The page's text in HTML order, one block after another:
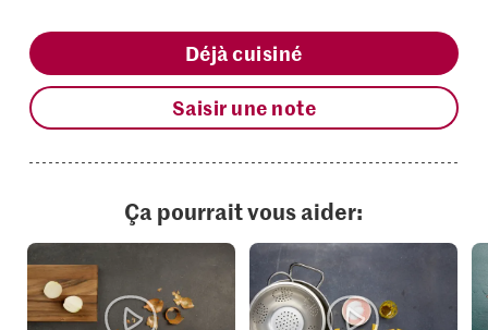
Déjà cuisiné
Saisir une note
Ça pourrait vous aider: